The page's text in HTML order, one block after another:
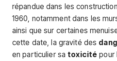
répandue dans les
1960, notamment dans les
ainsi que sur certaines
cette date, la gravité des
en particulier satoxicité pour